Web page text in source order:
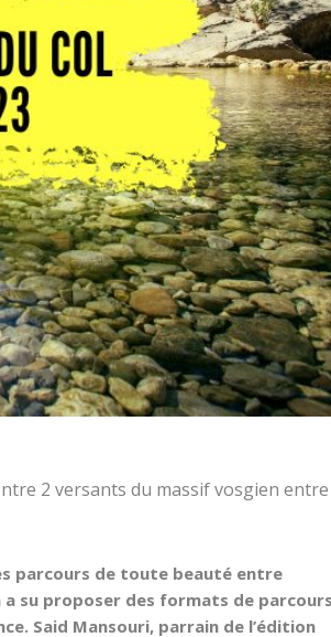
2 versants du massif vosgien entre
parcours de toute beauté entre
a su proposer des formats de parcours
Said Mansouri, parrain de l’édition